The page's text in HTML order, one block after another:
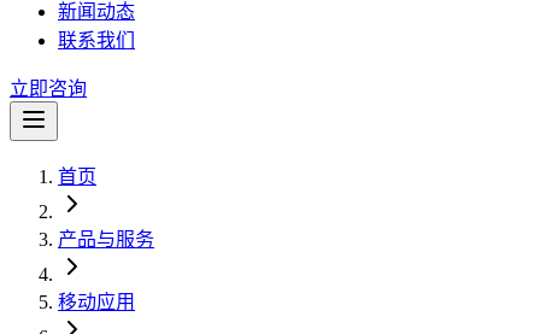
新闻动态
联系我们
立即咨询
首页
产品与服务
移动应用